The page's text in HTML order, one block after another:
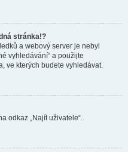
stránka!?
a webový server je nebyl
vyhledávání“ a použijte
ve kterých budete vyhledávat.
odkaz „Najít uživatele“.